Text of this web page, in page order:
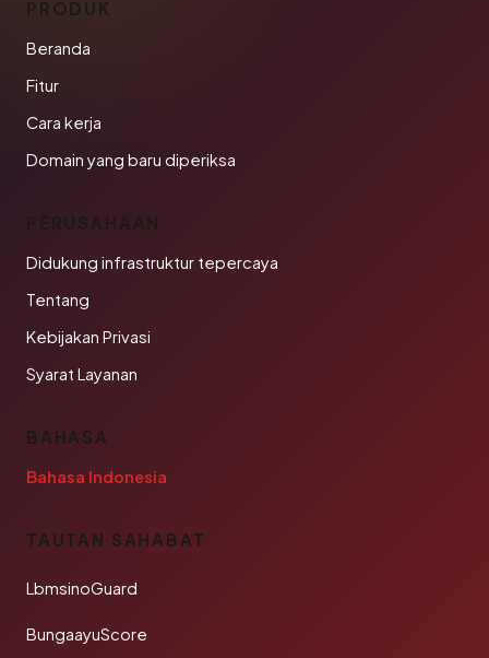
PRODUK
Beranda
Fitur
Cara kerja
Domain yang baru diperiksa
PERUSAHAAN
Didukung infrastruktur tepercaya
Tentang
Kebijakan Privasi
Syarat Layanan
BAHASA
Bahasa Indonesia
TAUTAN SAHABAT
LbmsinoGuard
BungaayuScore